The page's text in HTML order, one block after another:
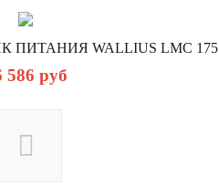
WALLIUS LMC 175
586 руб